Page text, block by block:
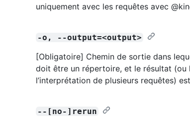
uniquement avec les requêtes avec
-o, --output=<output>
[Obligatoire] Chemin de sortie dans
doit être un répertoire, et le résultat
l’interprétation de plusieurs requêtes)
--[no-]rerun